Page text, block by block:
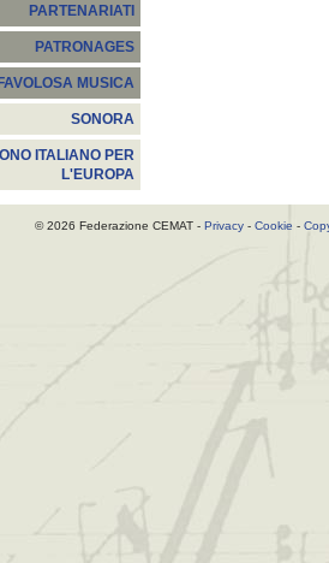
PARTENARIATI
PATRONAGES
FAVOLOSA MUSICA
SONORA
ITALIANO PER
L'EUROPA
© 2026 Federazione CEMAT - Privacy - Cookie -